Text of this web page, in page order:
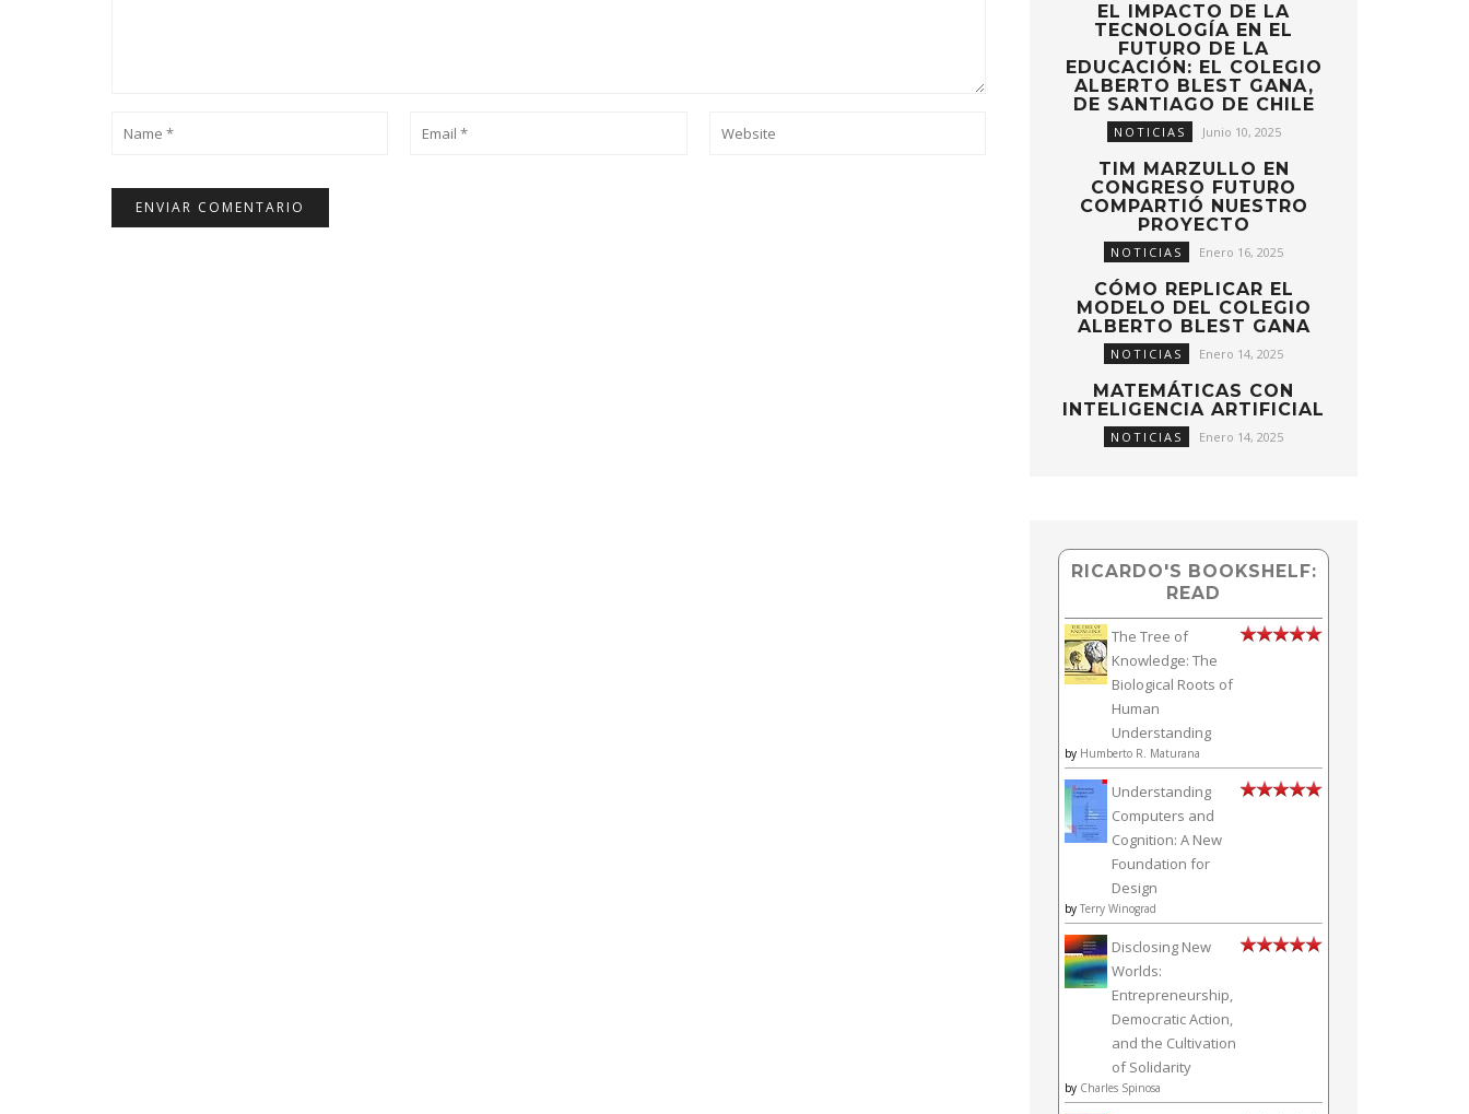
EL IMPACTO DE LA
TECNOLOGÍA EN EL
FUTURO DE LA
EDUCACIÓN: EL COLEGIO
ALBERTO BLEST GANA,
DE SANTIAGO DE CHILE
NOTICIAS Junio 10, 2025
TIM MARZULLO EN
CONGRESO FUTURO
COMPARTIÓ NUESTRO
PROYECTO
NOTICIAS Enero 16, 2025
CÓMO REPLICAR EL
MODELO DEL COLEGIO
ALBERTO BLEST GANA
NOTICIAS Enero 14, 2025
MATEMÁTICAS CON
INTELIGENCIA ARTIFICIAL
NOTICIAS Enero 14, 2025
RICARDO'S BOOKSHELF:
READ
The Tree of
Knowledge: The
Biological Roots of
Human
Understanding
by Humberto R. Maturana
Understanding
Computers and
Cognition: A New
Foundation for
Design
by Terry Winograd
Disclosing New
Worlds:
Entrepreneurship,
Democratic Action,
and the Cultivation
of Solidarity
by Charles Spinosa